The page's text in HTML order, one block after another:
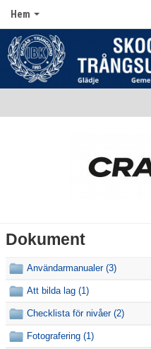
Hem
Bildgalleri
Avgifter
Dokument
Användarmanualer (3)
Att bilda lag (1)
Checklista för nivåer (2)
Fotografering (1)